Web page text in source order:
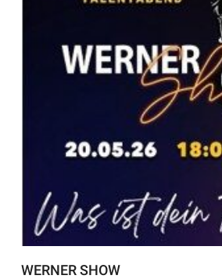
WERNER SHOW